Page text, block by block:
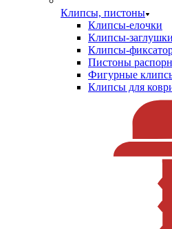
Клипсы, пистоны
Клипсы-елочки
Клипсы-заглушки
Клипсы-
Пистоны
Фигурные
Клипсы для